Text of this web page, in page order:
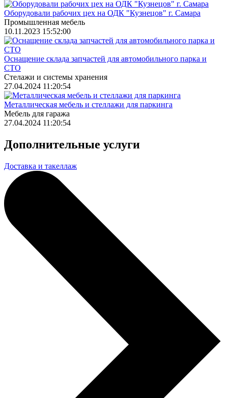
Оборудовали рабочих цех на ОДК "Кузнецов" г. Самара
Промышленная мебель
10.11.2023 15:52:00
Оснащение склада запчастей для автомобильного парка и
СТО
Стелажи и системы хранения
27.04.2024 11:20:54
Металлическая мебель и стеллажи для паркинга
Мебель для гаража
27.04.2024 11:20:54
Дополнительные услуги
Доставка и такеллаж